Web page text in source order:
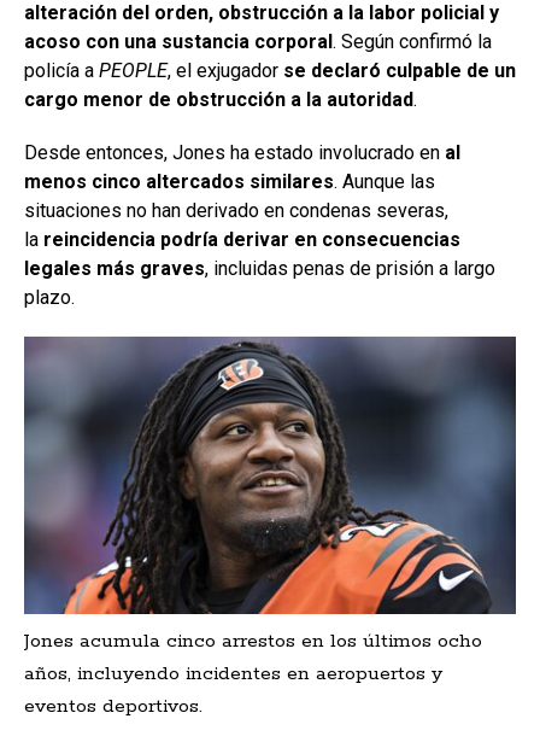
alteración del orden, obstrucción a la labor policial y
acoso con una sustancia corporal . Según confirmó la
policía a PEOPLE, el exjugador se declaró culpable de un
cargo menor de obstrucción a la autoridad.
Desde entonces, Jones ha estado involucrado en al
menos cinco altercados similares. Aunque las
situaciones no han derivado en condenas severas,
la reincidencia podría derivar en consecuencias
legales más graves, incluidas penas de prisión a largo
plazo.
Jones acumula cinco arrestos en los últimos ocho
años, incluyendo incidentes en aeropuertos y
eventos deportivos.